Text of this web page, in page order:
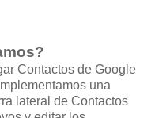
Contactos de Google
una
lateral de Contactos